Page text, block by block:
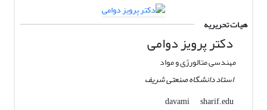
هیات تحریریه
دکتر پرویز دوامی
مهندسی متالورژی و مواد
استاد دانشگاه صنعتی شریف
davami
sharif.edu